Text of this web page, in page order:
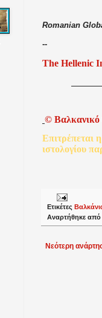
Romanian
--
The Hellenic
© Βαλκανικό
Επιτρέπεται η
ιστολογίου
Ετικέτες
Αναρτήθηκε από
Νεότερη